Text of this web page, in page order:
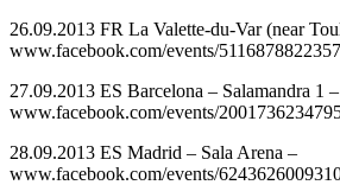
26.09.2013 FR La Valette-du-Var (near
www.facebook.com/events/
27.09.2013 ES Barcelona – Salamandra 1 –
www.facebook.com/events/
28.09.2013 ES Madrid – Sala Arena –
www.facebook.com/events/